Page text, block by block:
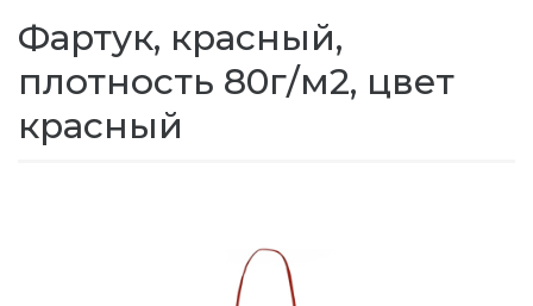
Фартук, красный,
плотность 80г/м2, цвет
красный